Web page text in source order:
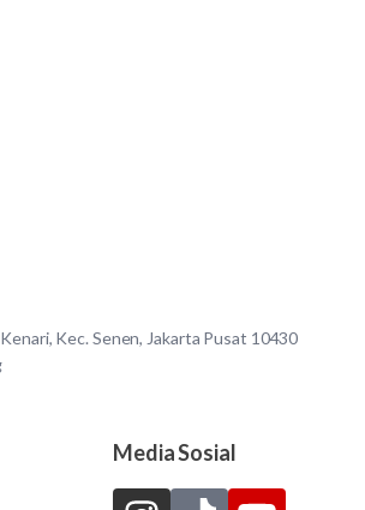
Kec. Senen, Jakarta Pusat 10430
Media Sosial